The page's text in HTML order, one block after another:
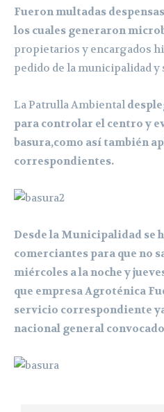
Fueron multadas
los cuales generaron
propietarios y encargados
pedido de la municipalidad y
La Patrulla Ambiental
para controlar el centro y
basura,como así también
correspondientes.
Desde la Municipalidad se
comerciantes para que no
miércoles a la noche y
que empresa Agroténica
servicio correspondiente
nacional general